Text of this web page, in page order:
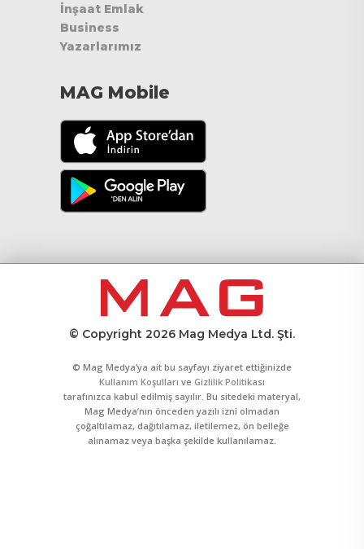
İnşaat Emlak
Business
Yazarlarımız
MAG Mobile
© Copyright 2026 Mag Medya Ltd. Şti.
© Mag Medya’ya ait bu sayfayı ziyaret ettiğinizde
Kullanım Koşulları ve Gizlilik Politikası
tarafınızca kabul edilmiş sayılır. Bu sitedeki materyal,
Mag Medya’nın önceden yazılı izni olmadan
çoğaltılamaz, dağıtılamaz, iletilemez, ön belleğe
alınamaz veya başka şekilde kullanılamaz.